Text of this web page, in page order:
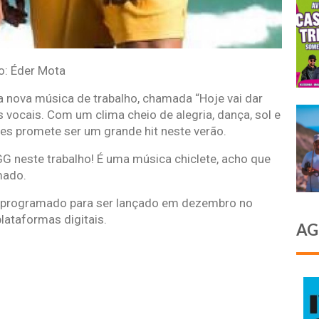
Éder Mota
música de trabalho, chamada “Hoje vai dar
vocais. Com um clima cheio de alegria, dança, sol e
promete ser um grande hit neste verão.
neste trabalho! É uma música chiclete, acho que
para ser lançado em dezembro no
digitais.